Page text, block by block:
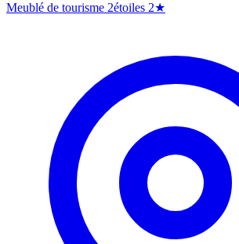
Meublé de tourisme 2étoiles 2★